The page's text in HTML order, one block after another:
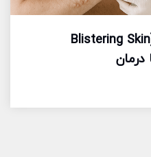
بیماری‌های تاولی پوست (Blistering Skin